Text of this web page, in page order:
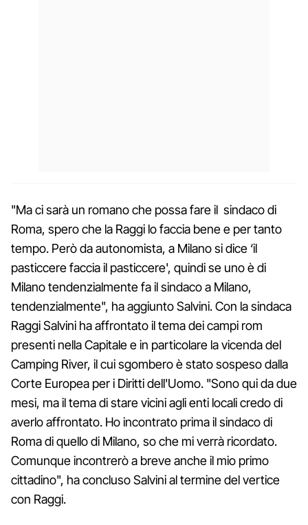
"Ma ci sarà un romano che possa fare il sindaco di
Roma, spero che la Raggi lo faccia bene e per tanto
tempo. Però da autonomista, a Milano si dice ‘il
pasticcere faccia il pasticcere', quindi se uno è di
Milano tendenzialmente fa il sindaco a Milano,
tendenzialmente", ha aggiunto Salvini. Con la sindaca
Raggi Salvini ha affrontato il tema dei campi rom
presenti nella Capitale e in particolare la vicenda del
Camping River, il cui sgombero è stato sospeso dalla
Corte Europea per i Diritti dell'Uomo. "Sono qui da due
mesi, ma il tema di stare vicini agli enti locali credo di
averlo affrontato. Ho incontrato prima il sindaco di
Roma di quello di Milano, so che mi verrà ricordato.
Comunque incontrerò a breve anche il mio primo
cittadino", ha concluso Salvini al termine del vertice
con Raggi.